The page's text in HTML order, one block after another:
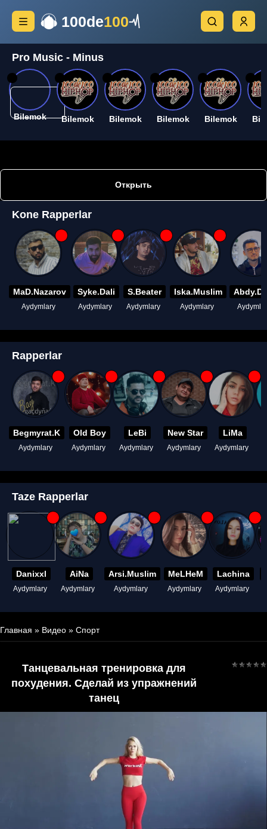
100de100
Pro Music - Minus
Bilemok Bilemok Bilemok Bilemok Bilemok
Открыть
Kone Rapperlar
MaD.Nazarov
Aydymlary
Syke.Dali
Aydymlary
S.Beater
Aydymlary
Iska.Muslim
Aydymlary
Rapperlar
Begmyrat.K
Aydymlary
Old Boy
Aydymlary
LeBi
Aydymlary
New Star
Aydymlary
LiMa
Aydymlary
Taze Rapperlar
Danixxl
Aydymlary
AiNa
Aydymlary
Arsi.Muslim
Aydymlary
MeLHeM
Aydymlary
Lachina
Aydymlary
Главная » Видео » Спорт
Танцевальная тренировка для
похудения. Сделай из упражнений
танец